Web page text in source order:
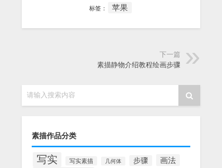
标签： 苹果
下一篇
素描静物介绍教程绘画步骤
请输入搜索内容
素描作品分类
写实 写实素描 几何体 步骤 画法